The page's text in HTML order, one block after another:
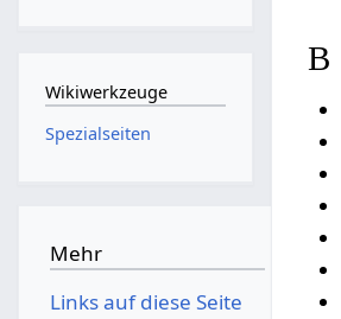
B
Wikiwerkzeuge
Spezialseiten
Mehr
Links auf diese Seite